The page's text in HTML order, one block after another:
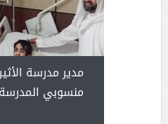
مدير مدرسة
منسوبي
) .. ميراث